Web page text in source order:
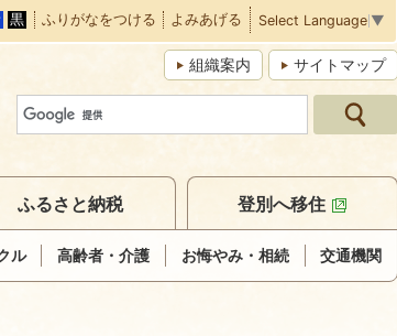
黒 ふりがなをつける よみあげる Select Language ▼
組織案内 サイトマップ
ル 高齢者・介護 お悔やみ・相続 交通機関
ふるさと納税 登別へ移住